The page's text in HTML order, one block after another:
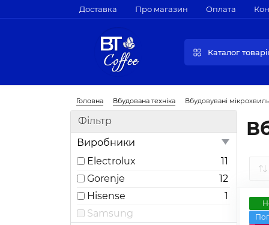
Доставка Про магазин Оплата
Каталог
Головна Вбудована техніка Вбудовувані
Фільтр
Виробники
Electrolux
11
Gorenje
12
Hisense
1
Samsung